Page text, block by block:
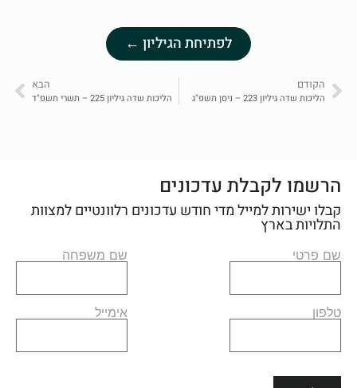
לפתיחת הגיליון ←
הקודם
הליכות שדה גיליון 223 – ניסן תשפ"ג
הבא
הליכות שדה גיליון 225 – תשרי תשפ"ד
הרשמו לקבלת עדכונים
קבלו ישירות למייל מדי חודש עדכונים רלוונטיים למצוות
התלויות בארץ
שם פרטי שם משפחה
טלפון אימייל